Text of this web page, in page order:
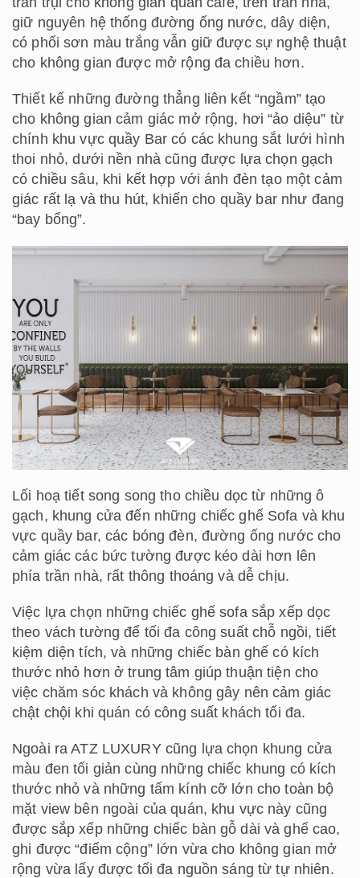
giữ nguyên hệ thống đường ống nước, dây diện,
có phối sơn màu trắng vẫn giữ được sự nghệ thuật
cho không gian được mở rộng đa chiều hơn.
Thiết kế những đường thẳng liên kết “ngầm” tạo
cho không gian cảm giác mở rộng, hơi “ảo diệu” từ
chính khu vực quầy Bar có các khung sắt lưới hình
thoi nhỏ, dưới nền nhà cũng được lựa chọn gạch
có chiều sâu, khi kết hợp với ánh đèn tạo một cảm
giác rất lạ và thu hút, khiến cho quầy bar như đang
“bay bổng”.
Lối hoạ tiết song song tho chiều dọc từ những ô
gạch, khung cửa đến những chiếc ghế Sofa và khu
vực quầy bar, các bóng đèn, đường ống nước cho
cảm giác các bức tường được kéo dài hơn lên
phía trần nhà, rất thông thoáng và dễ chịu.
Việc lựa chọn những chiếc ghế sofa sắp xếp dọc
theo vách tường để tối đa công suất chỗ ngồi, tiết
kiệm diện tích, và những chiếc bàn ghế có kích
thước nhỏ hơn ở trung tâm giúp thuận tiện cho
việc chăm sóc khách và không gây nên cảm giác
chật chội khi quán có công suất khách tối đa.
Ngoài ra ATZ LUXURY cũng lựa chọn khung cửa
màu đen tối giản cùng những chiếc khung có kích
thước nhỏ và những tấm kính cỡ lớn cho toàn bộ
mặt view bên ngoài của quán, khu vực này cũng
được sắp xếp những chiếc bàn gỗ dài và ghế cao,
ghi được “điểm cộng” lớn vừa cho không gian mở
rộng vừa lấy được tối đa nguồn sáng từ tự nhiên.